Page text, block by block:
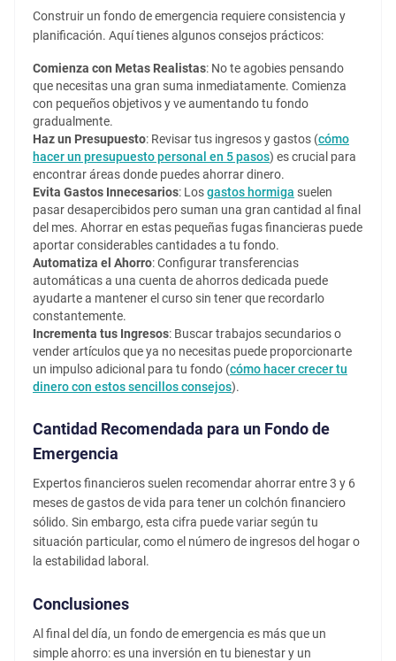
Construir un fondo de emergencia requiere consistencia y
planificación. Aquí tienes algunos consejos prácticos:
Comienza con Metas Realistas: No te agobies pensando
que necesitas una gran suma inmediatamente. Comienza
con pequeños objetivos y ve aumentando tu fondo
gradualmente.
Haz un Presupuesto: Revisar tus ingresos y gastos (cómo
hacer un presupuesto personal en 5 pasos) es crucial para
encontrar áreas donde puedes ahorrar dinero.
Evita Gastos Innecesarios: Losgastos hormiga suelen
pasar desapercibidos pero suman una gran cantidad al final
del mes. Ahorrar en estas pequeñas fugas financieras puede
aportar considerables cantidades a tu fondo.
Automatiza el Ahorro: Configurar transferencias
automáticas a una cuenta de ahorros dedicada puede
ayudarte a mantener el curso sin tener que recordarlo
constantemente.
Incrementa tus Ingresos: Buscar trabajos secundarios o
vender artículos que ya no necesitas puede proporcionarte
un impulso adicional para tu fondo (cómo hacer crecer tu
dinero con estos sencillos consejos).
Cantidad Recomendada para un Fondo de
Emergencia
Expertos financieros suelen recomendar ahorrar entre 3 y 6
meses de gastos de vida para tener un colchón financiero
sólido. Sin embargo, esta cifra puede variar según tu
situación particular, como el número de ingresos del hogar o
la estabilidad laboral.
Conclusiones
Al final del día, un fondo de emergencia es más que un
simple ahorro: es una inversión en tu bienestar y un